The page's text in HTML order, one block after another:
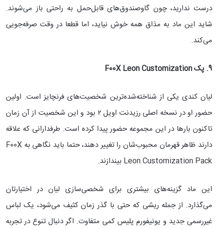
درست ندارید، چون گاوصندوق‌های قابل‌حمل به راحتی باز می‌شوند.
شاید این ماد به مذاق همه خوش نیاید، اما قطعا در وقت صرفه‌جویی
می‌کند.
9. پک F00X Leon Customization
لیان کندی یکی از شناخته‌شده‌ترین شخصیت‌های فرنچایز است. اولین
حضور او در نسخه اصلی رزیدنت اویل ۲ بود و این شخصیت از آن زمان
تاکنون بارها در این مجموعه حضور پیدا کرده است. طرفدارانی که علاقه
دارند ظاهر قهرمان محبوب‌شان را تغییر دهند، حتما باید نگاهی به F00X
Leon Customization Pack بیندازند.
این ماد گزینه‌های بیشتری برای شخصی‌سازی لیان در اختیارتان
می‌گذارد. از جمله ریشی که حتی با گذر زمان کثیف می‌شود، یک لباس
غیررسمی جدید و یونیفورم پلیس کمی متفاوت. اگر دنبال تنوع در تجربه